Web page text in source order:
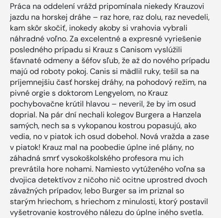
Práca na oddelení vrážd pripomínala niekedy Krauzovi
jazdu na horskej dráhe – raz hore, raz dolu, raz nevedeli,
kam skôr skočiť, inokedy akoby si vrahovia vybrali
náhradné voľno. Za excelentné a expresné vyriešenie
posledného prípadu si Krauz s Canisom vyslúžili
šťavnaté odmeny a šéfov sľub, že až do nového prípadu
majú od roboty pokoj. Canis si mädlil ruky, tešil sa na
príjemnejšiu časť horskej dráhy, na pohodový režim, na
pivné orgie s doktorom Lengyelom, no Krauz
pochybovačne krútil hlavou – neveril, že by im osud
doprial. Na pár dní nechali kolegov Burgera a Hanzela
samých, nech sa s vykopanou kostrou popasujú, ako
vedia, no v piatok ich osud dobehol. Nová vražda a zase
v piatok! Krauz mal na poobedie úplne iné plány, no
záhadná smrť vysokoškolského profesora mu ich
prevrátila hore nohami. Namiesto vytúženého voľna sa
dvojica detektívov z ničoho nič ocitne uprostred dvoch
závažných prípadov, lebo Burger sa im priznal so
starým hriechom, s hriechom z minulosti, ktorý postavil
vyšetrovanie kostrového nálezu do úplne iného svetla.